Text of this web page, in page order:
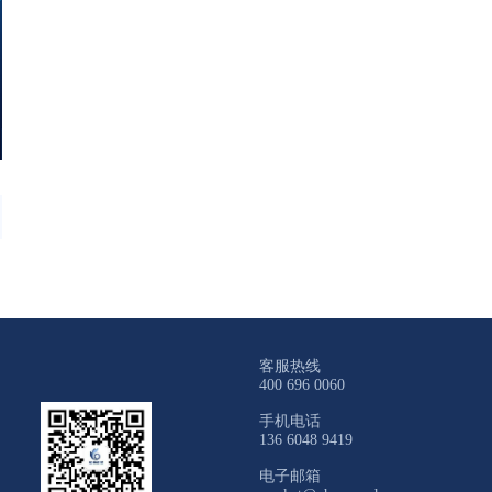
客服热线
400 696 0060
手机电话
136 6048 9419
电子邮箱